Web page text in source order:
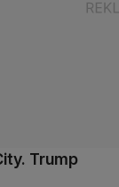
Trump